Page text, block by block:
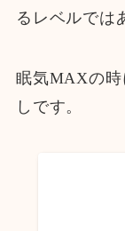
るレベルでは
眠気MAXの時
しです。